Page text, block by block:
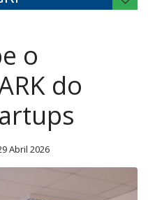
o
do
Abril 2026